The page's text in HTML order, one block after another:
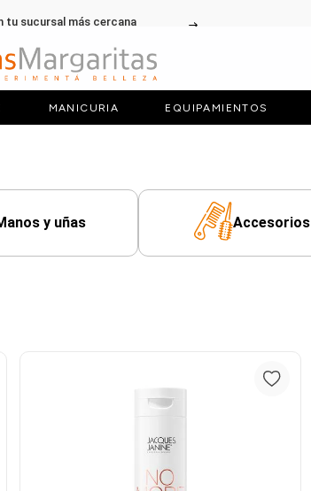
tu sucursal más cercana
MANICURIA EQUIPAMIENTOS
y uñas Accesorios